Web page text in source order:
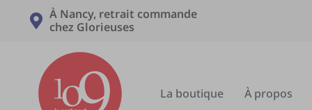
À Nancy, retrait commande
chez Glorieuses
La boutique À propos